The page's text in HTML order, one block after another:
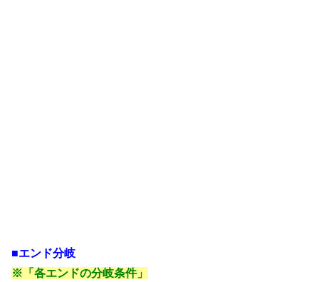
■エンド分岐
※「各エンドの分岐条件」